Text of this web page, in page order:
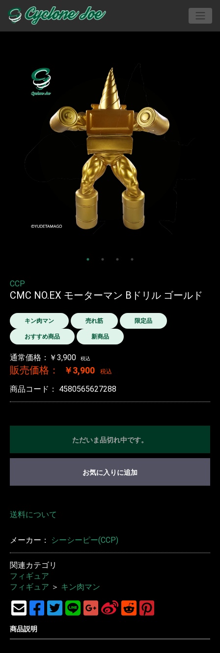
CCP
CMC NO.EX モーターマン Bドリル ゴールド
キン肉マン 売れ筋 限定品
おすすめ商品 新商品
通常価格：￥3,900 税込
販売価格： ￥3,900 税込
商品コード： 4580565627288
ただいま品切れ中です。
お気に入りに追加
送料について
メーカー： シーシーピー(CCP)
関連カテゴリ
フィギュア
フィギュア ＞ キン肉マン
商品説明